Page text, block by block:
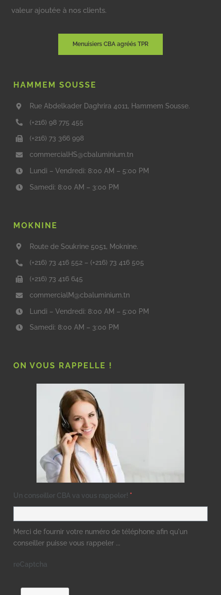
valeur ajoutée à nos clients.
Menuisiers CBA agréés TPR
HAMMEM SOUSSE
Rue Abdelkader Daghrira 4011, Hammem Sousse.
(+216) 98 775 455
(+216) 73 366 998
commercialHS@cbaluminium.tn
Lundi – Vendredi: 8:00 AM – 5:00 PM
Samedi: 8:00 AM – 3:00 PM
MOKNINE
Route de Soukrine 5051, Moknine.
(+216) 73 416 552 – (+216) 73 416 505
(+216) 73 416 645
commercialM@cbaluminium.tn
Lundi – Vendredi: 8:00 AM – 5:00 PM
Samedi: 8:00 AM – 3:00 PM
ON VOUS RAPPELLE !
Un conseiller CBA va vous rappeler! *
Merci de fournir votre numéro de téléphone afin qu'un
conseiller puisse vous rappeler ...
reCaptcha